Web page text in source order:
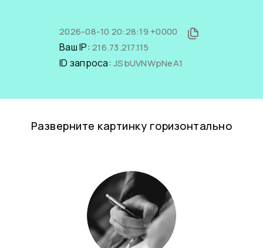
2026-08-10 20:28:19 +0000
Ваш IP: 216.73.217.115
ID запроса: JSbUVNWpNeA1
Разверните картинку горизонтально